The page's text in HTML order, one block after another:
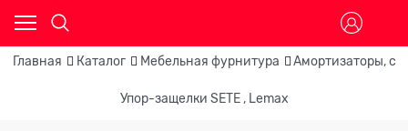
Главная Каталог Мебельная фурнитура Амортизаторы,
Упор-защелки SETE , Lemax